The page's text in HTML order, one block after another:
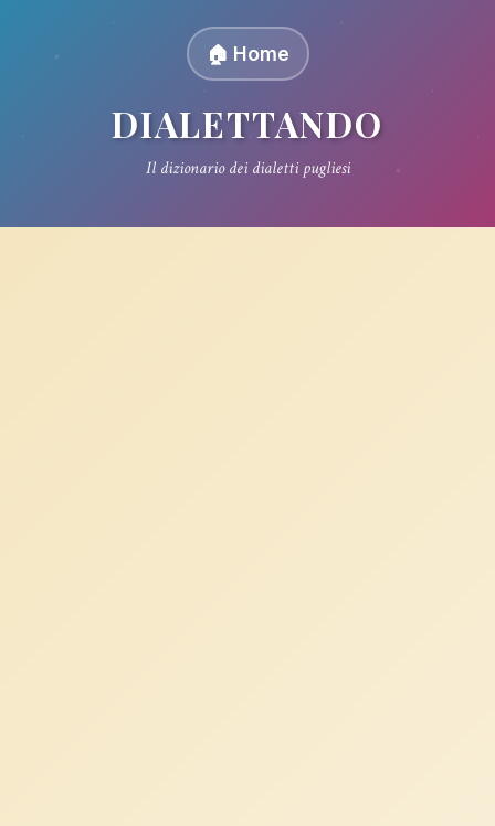
🏠 Home
DIALETTANDO
Il dizionario dei dialetti pugliesi